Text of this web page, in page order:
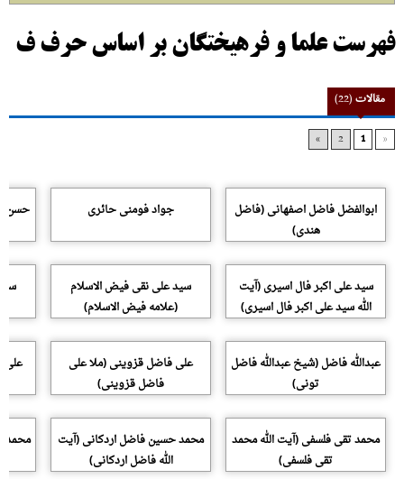
فهرست علما و فرهیختگان بر اساس حرف ف
مقالات(22)
«
1
2
»
ابوالفضل فاضل اصفهانی (فاضل
هندی)
جواد فومنی حائری حسن
سید علی اکبر فال اسیری (آیت
الله سید علی اکبر فال اسیری)
سید علی نقی فیض الاسلام
(علامه فیض الاسلام)
عبدالله فاضل (شیخ عبدالله فاضل
تونی)
علی فاضل قزوینی (ملا علی
فاضل قزوینی)
علی
محمد تقی فلسفی (آیت الله محمد
تقی فلسفی)
محمد حسین فاضل اردکانی (آیت
الله فاضل اردکانی)
محمد